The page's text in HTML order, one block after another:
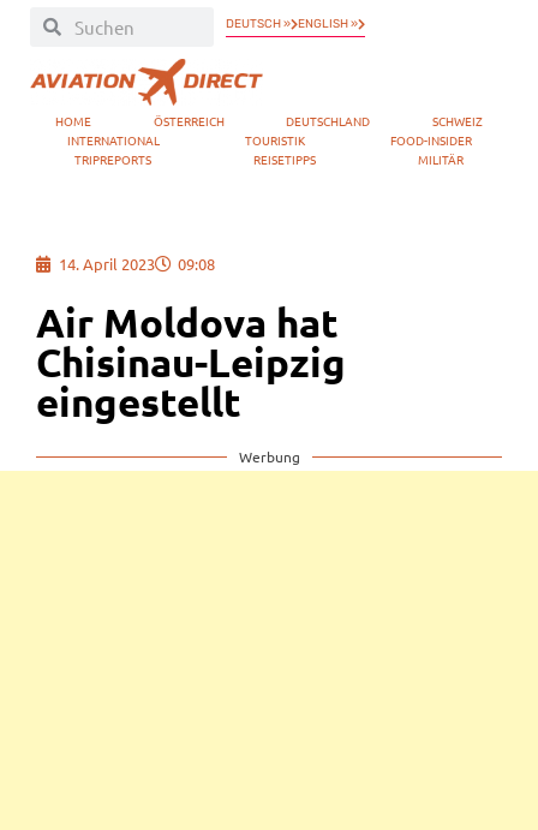
DEUTSCH » ENGLISH »
HOME ÖSTERREICH DEUTSCHLAND
SCHWEIZ
INTERNATIONAL
TOURISTIK
FOOD-INSIDER
TRIPREPORTS
REISETIPPS MILITÄR
14. April 2023 09:08
Air Moldova hat
Chisinau-Leipzig
eingestellt
Werbung